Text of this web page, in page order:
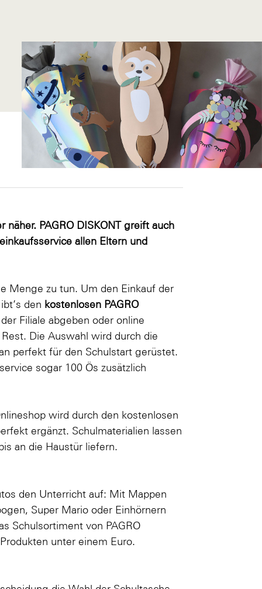
PAGRO DISKONT greift auch
allen Eltern und
Menge zu tun. Um den Einkauf der
den kostenlosen PAGRO
Filiale abgeben oderonline
Rest. Die Auswahl wird durch die
perfekt für den Schulstart gerüstet.
sogar 100 Ös zusätzlich
wird durch den kostenlosen
ergänzt. Schulmaterialien lassen
an die Haustür liefern.
den Unterricht auf: Mit Mappen
, Super Mario oder Einhörnern
Schulsortiment von PAGRO
unter einem Euro.